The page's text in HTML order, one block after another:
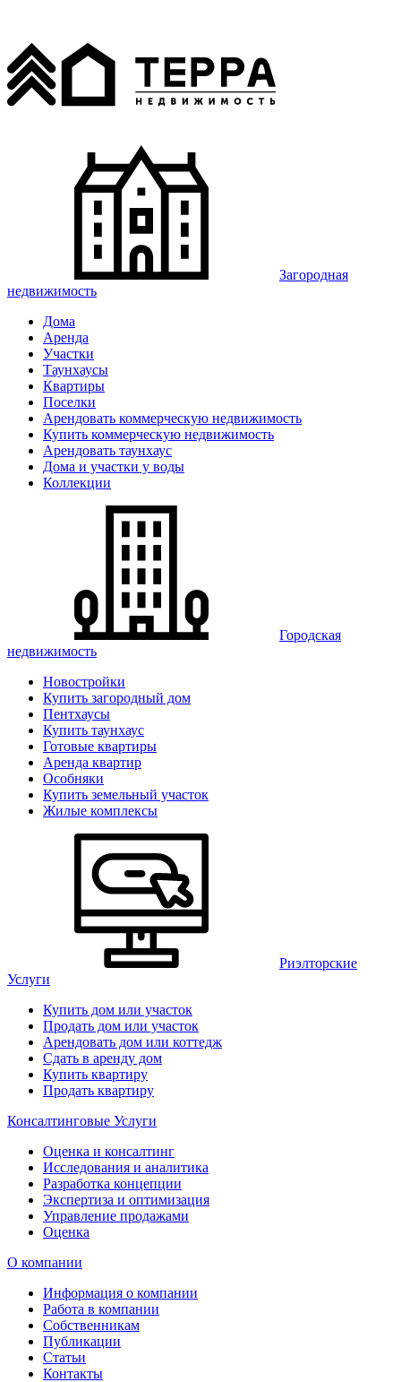
Загородная
недвижимость
Дома
Аренда
Участки
Таунхаусы
Квартиры
Поселки
Арендовать коммерческую недвижимость
Купить коммерческую недвижимость
Арендовать таунхаус
Дома и участки у воды
Коллекции
Городская
недвижимость
Новостройки
Купить загородный дом
Пентхаусы
Купить таунхаус
Готовые квартиры
Аренда квартир
Особняки
Купить земельный участок
Жилые комплексы
Риэлторские
Услуги
Купить дом или участок
Продать дом или участок
Арендовать дом или коттедж
Сдать в аренду дом
Купить квартиру
Продать квартиру
Консалтинговые Услуги
Оценка и консалтинг
Исследования и аналитика
Разработка концепции
Экспертиза и оптимизация
Управление продажами
Оценка
О компании
Информация о компании
Работа в компании
Собственникам
Публикации
Статьи
Контакты